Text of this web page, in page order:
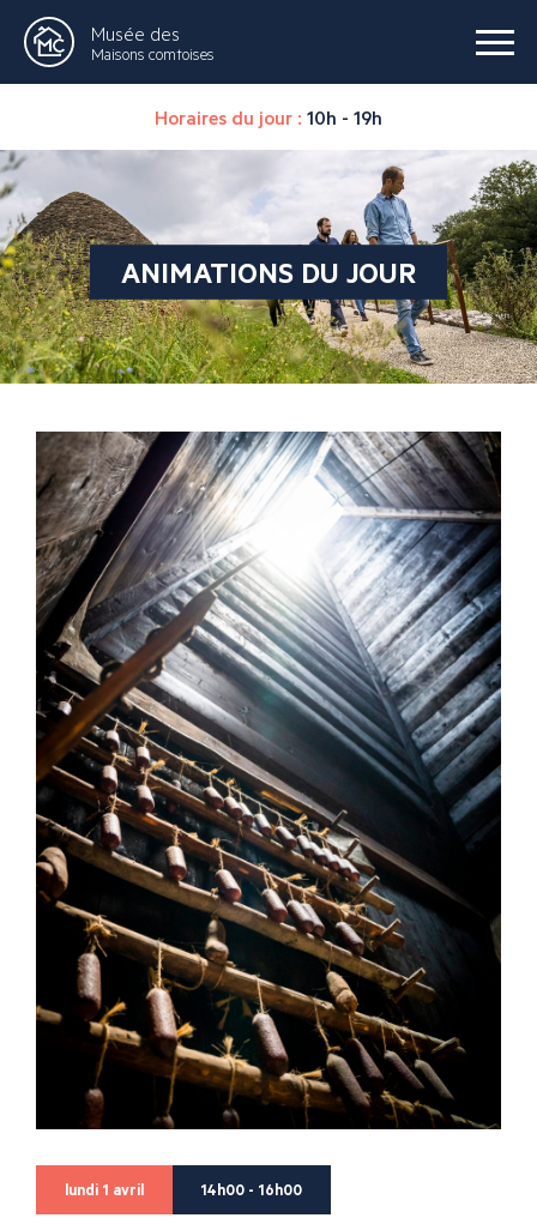
Musée des
Maisons comtoises
Horaires du jour : 10h - 19h
ANIMATIONS DU JOUR
lundi 1 avril 14h00 - 16h00